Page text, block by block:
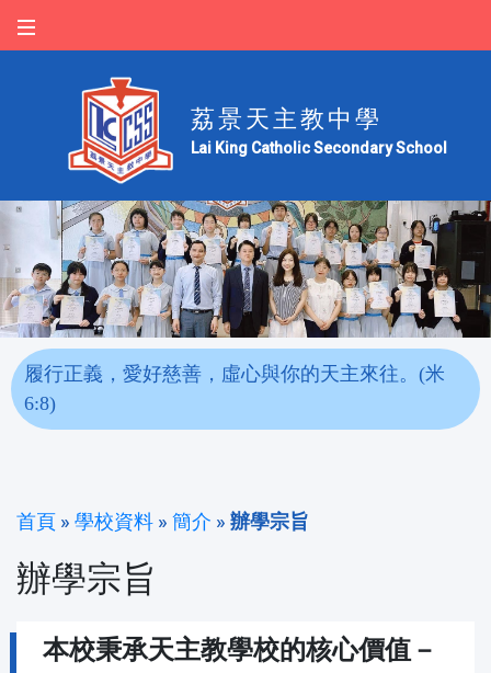
荔景天主教中學
Lai King Catholic Secondary School
履行正義，愛好慈善，虛心與你的天主來往。(米
6:8)
首頁 » 學校資料 » 簡介 » 辦學宗旨
辦學宗旨
本校秉承天主教學校的核心價值－